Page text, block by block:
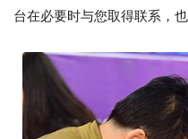
台在必要时与您取得联系，